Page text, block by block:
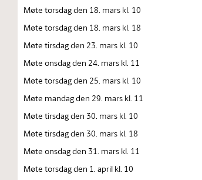
Møte torsdag den 18. mars kl. 10
Møte torsdag den 18. mars kl. 18
Møte tirsdag den 23. mars kl. 10
Møte onsdag den 24. mars kl. 11
Møte torsdag den 25. mars kl. 10
Møte mandag den 29. mars kl. 11
Møte tirsdag den 30. mars kl. 10
Møte tirsdag den 30. mars kl. 18
Møte onsdag den 31. mars kl. 11
Møte torsdag den 1. april kl. 10